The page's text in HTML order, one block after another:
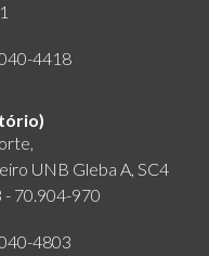
4418
UNB Gleba A, SC4
- 70.904-970
4803